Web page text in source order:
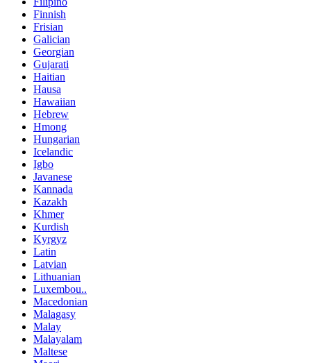
Finnish
Frisian
Galician
Georgian
Gujarati
Haitian
Hausa
Hawaiian
Hebrew
Hmong
Hungarian
Icelandic
Igbo
Javanese
Kannada
Kazakh
Khmer
Kurdish
Kyrgyz
Latin
Latvian
Lithuanian
Luxembou..
Macedonian
Malagasy
Malay
Malayalam
Maltese